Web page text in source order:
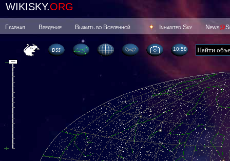
WIKISKY.ORG
Главная Введение Выжить во Вселенной Inhabited Sky News@
10 58